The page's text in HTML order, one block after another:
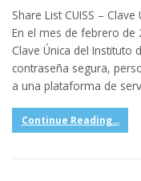
Share List CUISS –
En el mes de febrero
Clave Única del Instituto
contraseña segura,
a una plataforma de
Continue Reading...